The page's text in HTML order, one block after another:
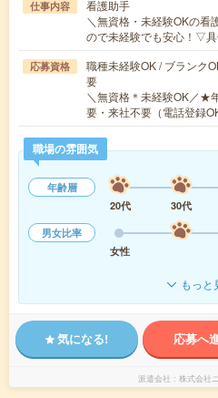
仕事内容
看護助手
＼無資格・未経験OKの看
ので未経験でも安心！▽
応募資格
職種未経験OK / ブランク
要
＼無資格＊未経験OK／★
要・来社不要（電話登録
職場の雰囲気
年齢層
20代
30代
男女比率
女性
もっと
気になる! 応募へ
派遣会社 株式会社